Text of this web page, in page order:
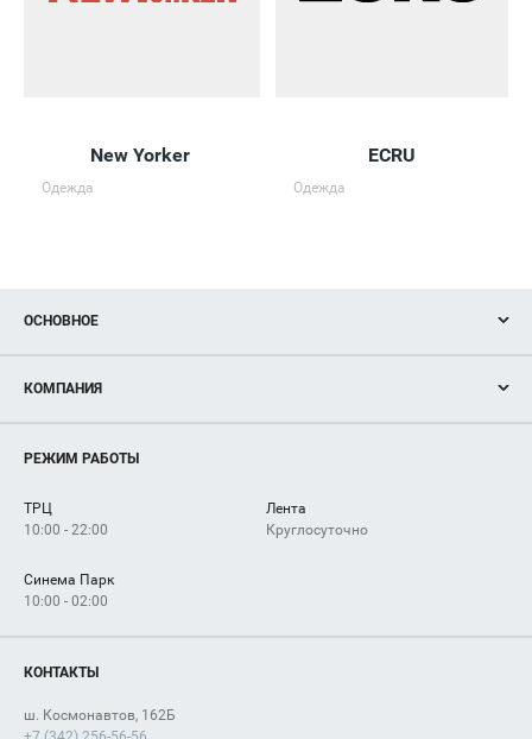
New Yorker
Одежда
ECRU
Одежда
ОСНОВНОЕ
Новости
Магазины
Услуги
КОМПАНИЯ
Рекламодателям
Как добраться
РЕЖИМ РАБОТЫ
ТРЦ
10:00 - 22:00
Лента
Круглосуточно
Синема Парк
10:00 - 02:00
КОНТАКТЫ
ш. Космонавтов, 162Б